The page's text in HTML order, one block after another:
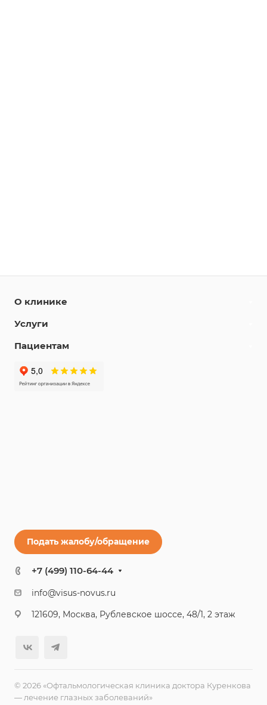
О клинике
Услуги
Пациентам
Подать жалобу/обращение
+7 (499) 110-64-44
info@visus-novus.ru
121609, Москва, Рублевское шоссе, 48/1, 2 этаж
© 2026 «Офтальмологическая клиника доктора Куренкова
— лечение глазных заболеваний»